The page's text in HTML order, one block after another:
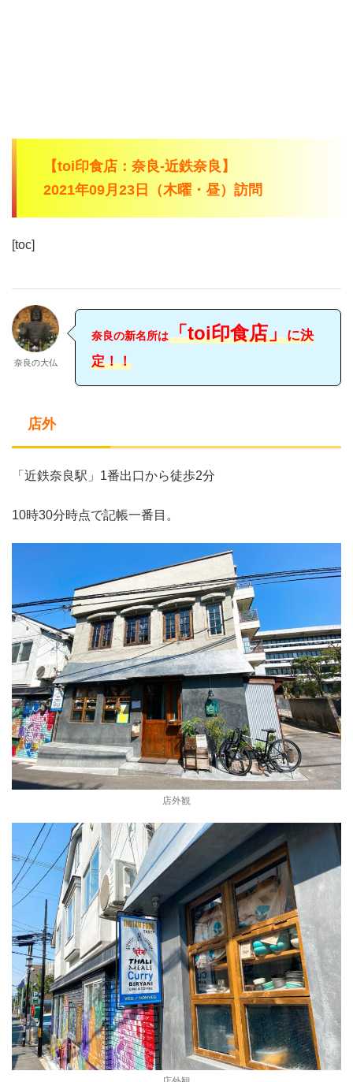
【toi印食店：奈良-近鉄奈良】
2021年09月23日（木曜・昼）訪問
[toc]
奈良の大仏
奈良の新名所は「toi印食店」に決
定！！
店外
「近鉄奈良駅」1番出口から徒歩2分
10時30分時点で記帳一番目。
店外観